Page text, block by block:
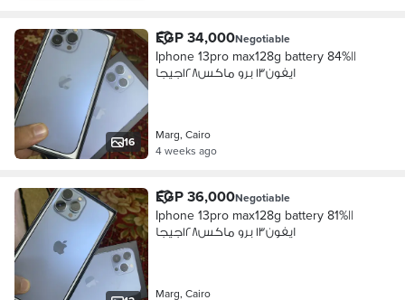
16
EGP 34,000Negotiable
ايفون١٣ برو ماكس١٢٨جيجا
Marg, Cairo
4 weeks ago
EGP 36,000Negotiable
ايفون١٣ برو ماكس١٢٨جيجا
Marg, Cairo